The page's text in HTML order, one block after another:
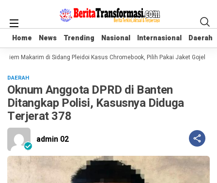
Home News Trending Nasional Internasional Daerah
Home News Trending Nasional Internasional Daerah
Makarim di Sidang Pleidoi Kasus Chromebook, Pilih Pakai Jaket Gojek
DAERAH
Oknum Anggota DPRD di Banten
Ditangkap Polisi, Kasusnya Diduga
Terjerat 378
admin 02